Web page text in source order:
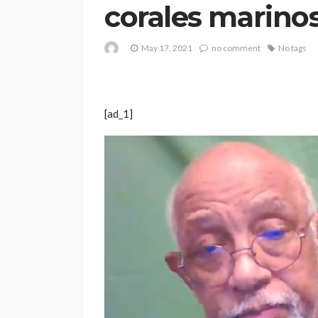
corales
May 17, 2021 no comment No tags
[ad_1]